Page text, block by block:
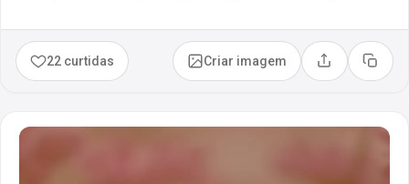
22 curtidas Criar imagem Compartilhar
Copiar